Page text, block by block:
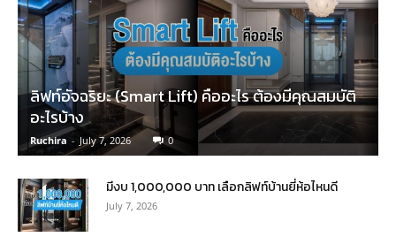
ลิฟท์อัจฉริยะ (Smart Lift) คืออะไร ต้องมีคุณสมบัติ
อะไรบ้าง
Ruchira - July 7, 2026 0
มีงบ 1,000,000 บาท เลือกลิฟท์บ้านยี่ห้อไหนดี
July 7, 2026